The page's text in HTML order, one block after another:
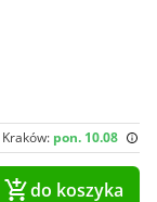
Kraków: pon. 10.08
do koszyka